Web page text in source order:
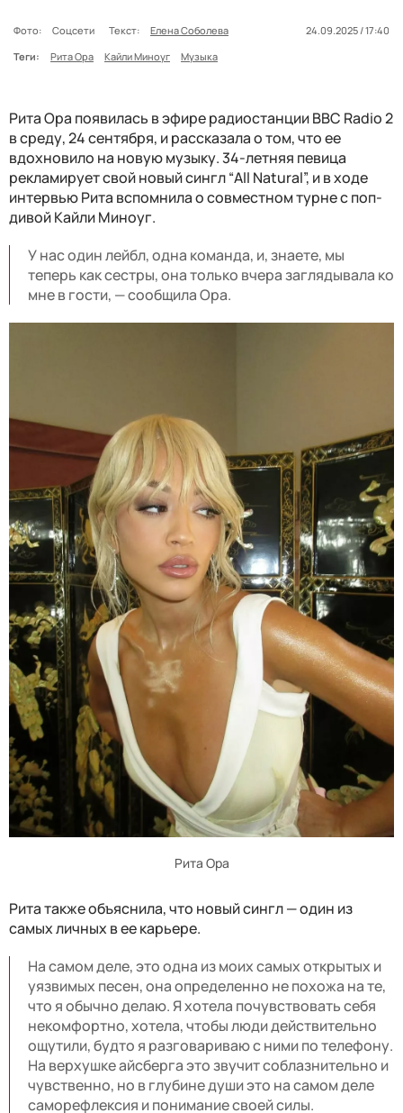
Фото: Соцсети Текст: Елена Соболева
24.09.2025 / 17:40
Теги:
Рита Ора Кайли Миноуг Музыка
Рита Ора появилась в эфире радиостанции BBC Radio 2
в среду, 24 сентября, и рассказала о том, что ее
вдохновило на новую музыку. 34-летняя певица
рекламирует свой новый сингл “All Natural”, и в ходе
интервью Рита вспомнила о совместном турне с поп-
дивой Кайли Миноуг.
У нас один лейбл, одна команда, и, знаете, мы
теперь как сестры, она только вчера заглядывала ко
мне в гости, — сообщила Ора.
Рита Ора
Рита также объяснила, что новый сингл — один из
самых личных в ее карьере.
На самом деле, это одна из моих самых открытых и
уязвимых песен, она определенно не похожа на те,
что я обычно делаю. Я хотела почувствовать себя
некомфортно, хотела, чтобы люди действительно
ощутили, будто я разговариваю с ними по телефону.
На верхушке айсберга это звучит соблазнительно и
чувственно, но в глубине души это на самом деле
саморефлексия и понимание своей силы.